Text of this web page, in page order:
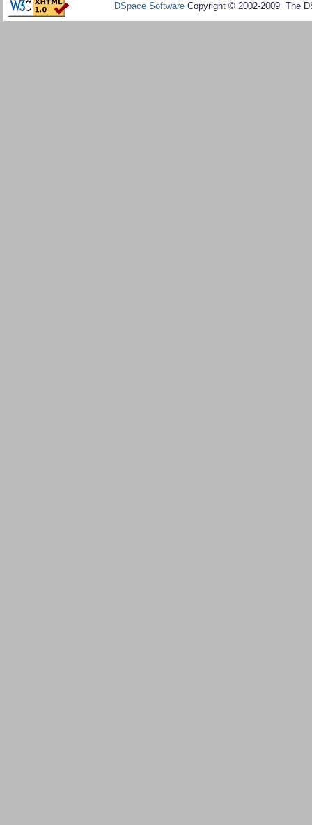
DSpace Software Copyright © 2002-2009 The